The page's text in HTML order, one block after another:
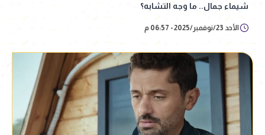
شيماء جمال.. ما وجه التشابه؟
الأحد 23/نوفمبر/2025 - 06:57 م